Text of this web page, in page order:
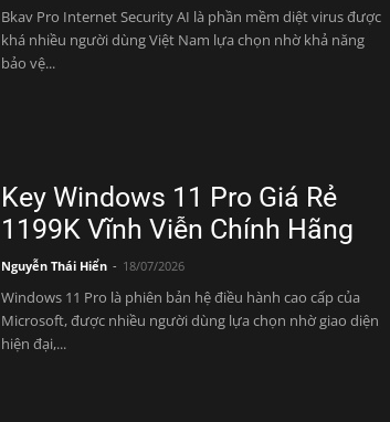
Bkav Pro Internet Security AI là phần mềm diệt virus được
khá nhiều người dùng Việt Nam lựa chọn nhờ khả năng
bảo vệ...
Key Windows 11 Pro Giá Rẻ
1199K Vĩnh Viễn Chính Hãng
Nguyễn Thái Hiển - 18/07/2026
Windows 11 Pro là phiên bản hệ điều hành cao cấp của
Microsoft, được nhiều người dùng lựa chọn nhờ giao diện
hiện đại,...